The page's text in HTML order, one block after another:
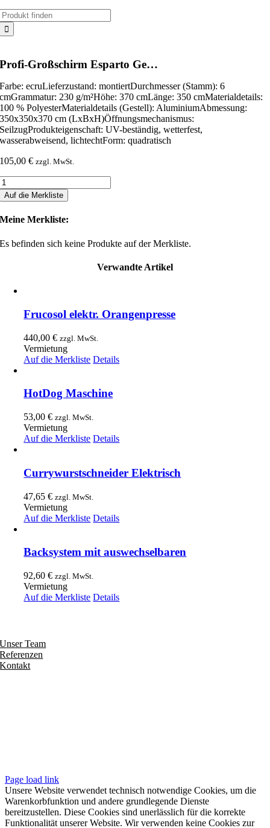
Profi-Großschirm Esparto Ge…
Farbe: ecruLieferzustand: montiertDurchmesser (Stamm): 6
cmGrammatur: 230 g/m²Höhe: 370 cmLänge: 350 cmMaterialdetails:
100 % PolyesterMaterialdetails (Gestell): AluminiumAbmessung:
350x350x370 cm (LxBxH)Öffnungsmechanismus:
SeilzugProdukteigenschaft: UV-beständig, wetterfest,
wasserabweisend, lichtechtForm: quadratisch
105,00€ zzgl. MwSt.
Auf die Merkliste
Meine Merkliste:
Es befinden sich keine Produkte auf der Merkliste.
Verwandte Artikel
Frucosol elektr. Orangenpresse
440,00€ zzgl. MwSt.
Vermietung
Auf die Merkliste Details
HotDog Maschine
53,00€ zzgl. MwSt.
Vermietung
Auf die Merkliste Details
Currywurstschneider Elektrisch
47,65€ zzgl. MwSt.
Vermietung
Auf die Merkliste Details
Backsystem mit auswechselbaren
92,60€ zzgl. MwSt.
Vermietung
Auf die Merkliste Details
Unser Team
Referenzen
Kontakt
Page load link
Unsere Website verwendet technisch notwendige Cookies, um die
Warenkorbfunktion und andere grundlegende Dienste
bereitzustellen. Diese Cookies sind unerlässlich für die korrekte
Funktionalität unserer Website. Wir verwenden keine Cookies zur